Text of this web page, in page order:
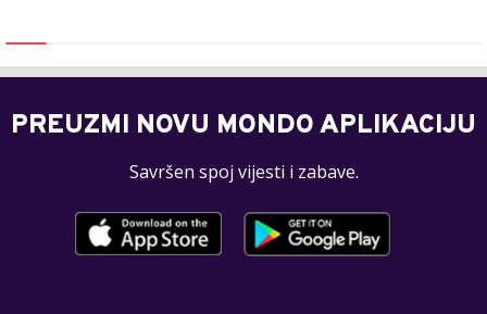
PREUZMI NOVU MONDO APLIKACIJU
Savršen spoj vijesti i zabave.